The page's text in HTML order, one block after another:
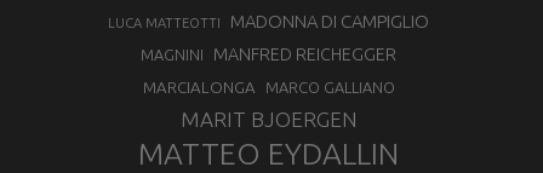
LUCA MATTEOTTI MADONNA DI CAMPIGLIO
MAGNINI MANFRED REICHEGGER
MARCIALONGA MARCO GALLIANO
MARIT BJOERGEN
MATTEO EYDALLIN